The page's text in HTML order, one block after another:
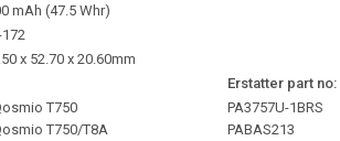
mAh (47.5 Whr)
x 52.70 x 20.60mm
Erstatter part no:
T750
T750/T8A
PA3757U-1BRS
PABAS213